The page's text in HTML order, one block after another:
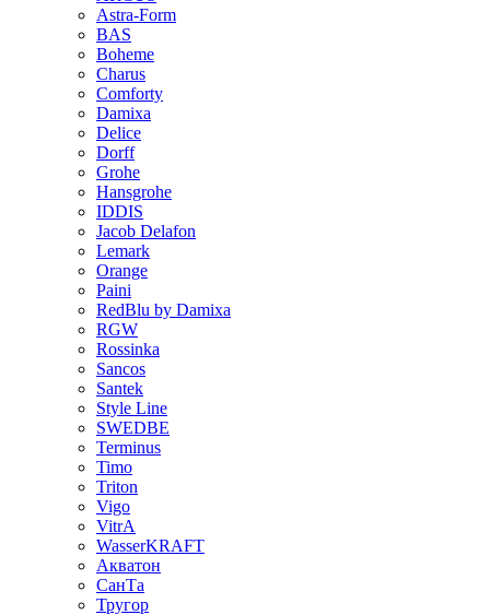
Astra-Form
BAS
Boheme
Charus
Comforty
Damixa
Delice
Dorff
Grohe
Hansgrohe
IDDIS
Jacob Delafon
Lemark
Orange
Paini
RedBlu by Damixa
RGW
Rossinka
Sancos
Santek
Style Line
SWEDBE
Terminus
Timo
Triton
Vigo
VitrA
WasserKRAFT
Акватон
СанТа
Тругор